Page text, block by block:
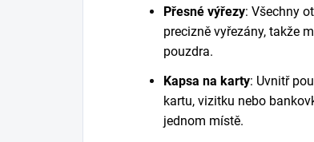
Přesné výřezy: Všechny
precizně vyřezány, takže
pouzdra.
Kapsa na karty: Uvnitř
kartu, vizitku nebo
jednom místě.